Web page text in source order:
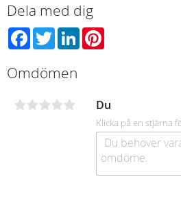
Dela med dig
Facebook
TwitterLinkedIn
Omdömen
Du
Klicka på en stjärna